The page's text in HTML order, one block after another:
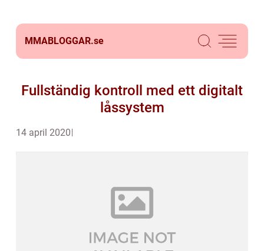
MMABLOGGAR.se
Fullständig kontroll med ett digitalt
låssystem
14 april 2020